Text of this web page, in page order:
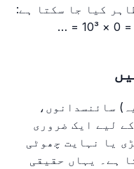
کیا جا سکتا ہے:
سائنسدانوں،
لیے ایک ضروری
یا نہایت چھوٹی
ہے۔ یہاں حقیقی